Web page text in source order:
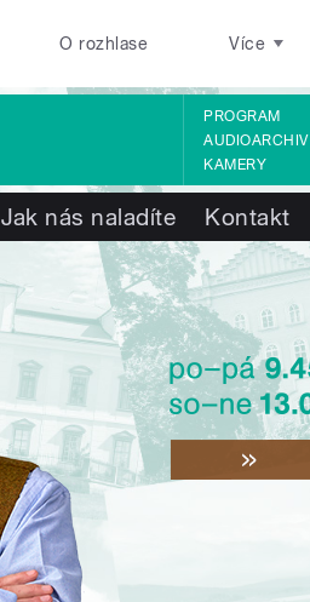
O rozhlase Více
PROGRAM
AUDIOARCHIV
KAMERY
Jak nás naladíte Kontakt